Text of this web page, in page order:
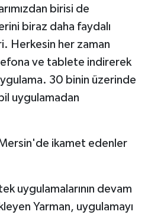
birisi de
biraz daha faydalı
Herkesin her zaman
ve tablete indirerek
30 binin üzerinde
uygulamadan
ikamet edenler
uygulamalarının devam
Yarman, uygulamayı